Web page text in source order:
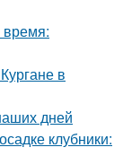
время:
в
дней
клубники: